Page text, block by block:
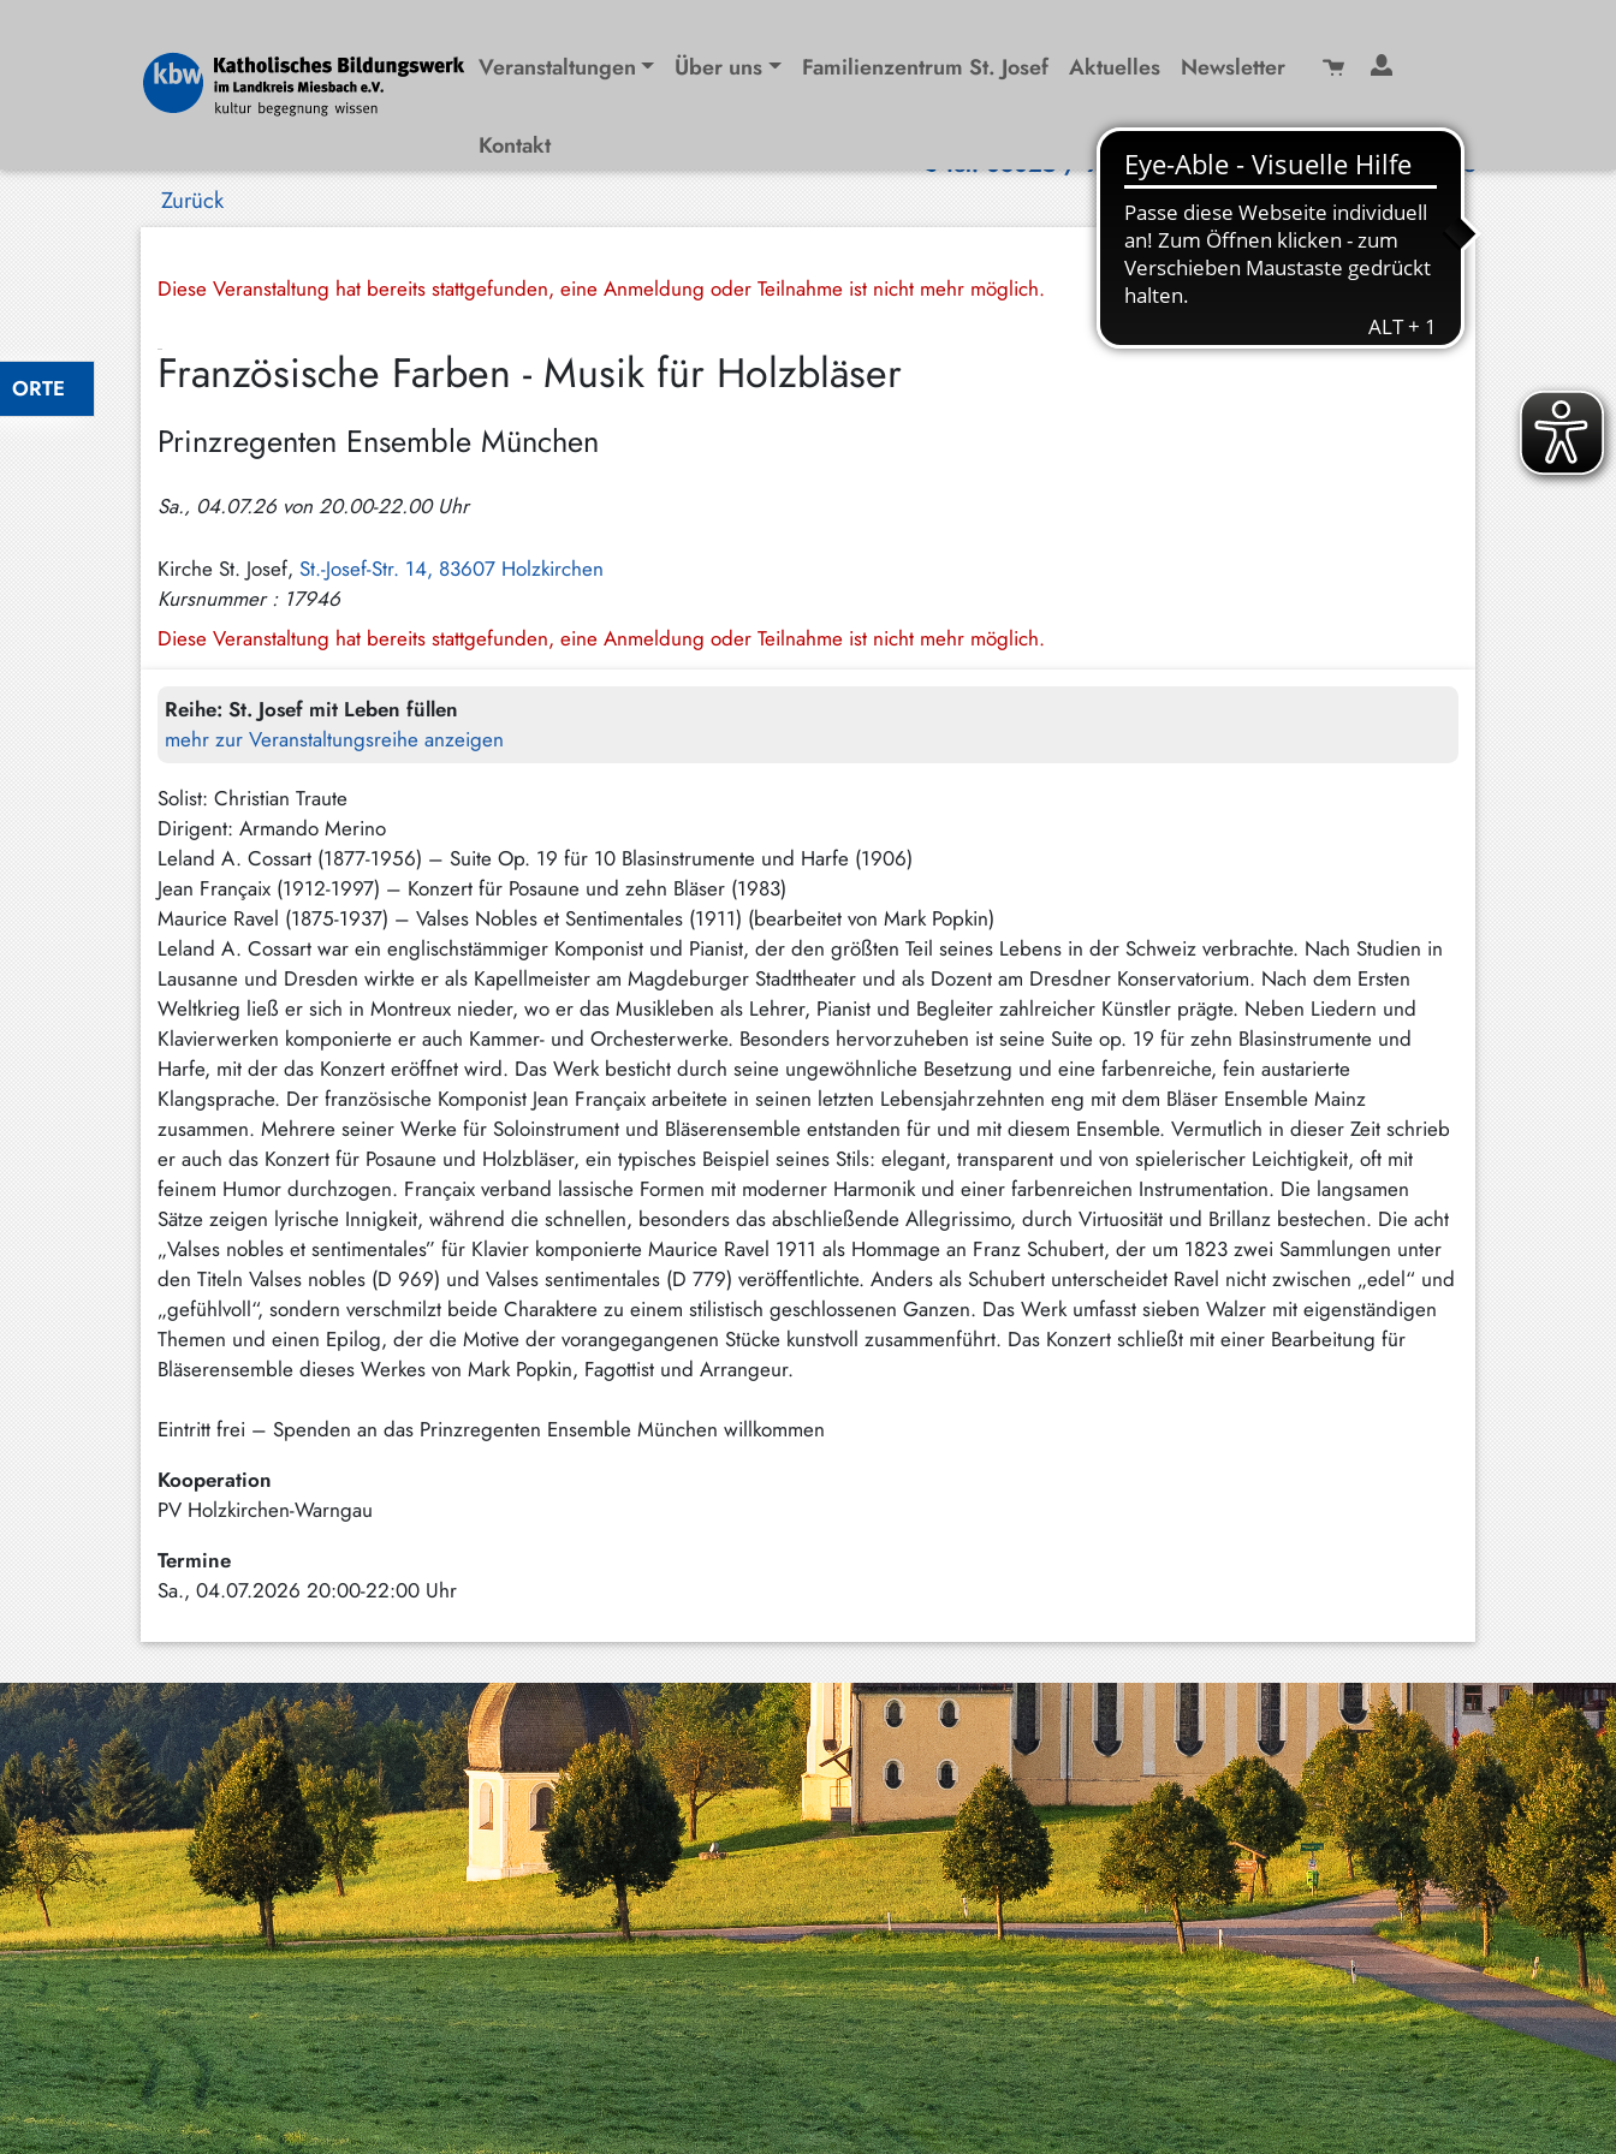
ORTE
Veranstaltungen Über uns Familienzentrum St. Josef Aktuelles Newsletter
Kontakt
Tel. 08025 / 99 29-0
info(at)kbw-miesbach.de
Zurück
Diese Veranstaltung hat bereits stattgefunden, eine Anmeldung oder Teilnahme ist nicht mehr möglich.
Französische Farben - Musik für Holzbläser
Prinzregenten Ensemble München
Sa., 04.07.26 von 20.00-22.00 Uhr
Kirche St. Josef, St.-Josef-Str. 14, 83607 Holzkirchen
Kursnummer : 17946
Diese Veranstaltung hat bereits stattgefunden, eine Anmeldung oder Teilnahme ist nicht mehr möglich.
Reihe: St. Josef mit Leben füllen
mehr zur Veranstaltungsreihe anzeigen
Solist: Christian Traute
Dirigent: Armando Merino
Leland A. Cossart (1877-1956) – Suite Op. 19 für 10 Blasinstrumente und Harfe (1906)
Jean Françaix (1912-1997) – Konzert für Posaune und zehn Bläser (1983)
Maurice Ravel (1875-1937) – Valses Nobles et Sentimentales (1911) (bearbeitet von Mark Popkin)
Leland A. Cossart war ein englischstämmiger Komponist und Pianist, der den größten Teil seines Lebens in der Schweiz verbrachte. Nach Studien in
Lausanne und Dresden wirkte er als Kapellmeister am Magdeburger Stadttheater und als Dozent am Dresdner Konservatorium. Nach dem Ersten
Weltkrieg ließ er sich in Montreux nieder, wo er das Musikleben als Lehrer, Pianist und Begleiter zahlreicher Künstler prägte. Neben Liedern und
Klavierwerken komponierte er auch Kammer- und Orchesterwerke. Besonders hervorzuheben ist seine Suite op. 19 für zehn Blasinstrumente und
Harfe, mit der das Konzert eröffnet wird. Das Werk besticht durch seine ungewöhnliche Besetzung und eine farbenreiche, fein austarierte
Klangsprache. Der französische Komponist Jean Françaix arbeitete in seinen letzten Lebensjahrzehnten eng mit dem Bläser Ensemble Mainz
zusammen. Mehrere seiner Werke für Soloinstrument und Bläserensemble entstanden für und mit diesem Ensemble. Vermutlich in dieser Zeit schrieb
er auch das Konzert für Posaune und Holzbläser, ein typisches Beispiel seines Stils: elegant, transparent und von spielerischer Leichtigkeit, oft mit
feinem Humor durchzogen. Françaix verband lassische Formen mit moderner Harmonik und einer farbenreichen Instrumentation. Die langsamen
Sätze zeigen lyrische Innigkeit, während die schnellen, besonders das abschließende Allegrissimo, durch Virtuosität und Brillanz bestechen. Die acht
„Valses nobles et sentimentales” für Klavier komponierte Maurice Ravel 1911 als Hommage an Franz Schubert, der um 1823 zwei Sammlungen unter
den Titeln Valses nobles (D 969) und Valses sentimentales (D 779) veröffentlichte. Anders als Schubert unterscheidet Ravel nicht zwischen „edel“ und
„gefühlvoll“, sondern verschmilzt beide Charaktere zu einem stilistisch geschlossenen Ganzen. Das Werk umfasst sieben Walzer mit eigenständigen
Themen und einen Epilog, der die Motive der vorangegangenen Stücke kunstvoll zusammenführt. Das Konzert schließt mit einer Bearbeitung für
Bläserensemble dieses Werkes von Mark Popkin, Fagottist und Arrangeur.
Eintritt frei – Spenden an das Prinzregenten Ensemble München willkommen
Kooperation
PV Holzkirchen-Warngau
Termine
Sa., 04.07.2026 20:00-22:00 Uhr
Wiessee
Bayrischzell
Darching
Elbach
Gmund
Großhartpenning
Hausham
Holzkirchen
Hundham
Irschenberg
Kreuth
Leitzachtal
Miesbach
Neuhaus
Niklasreuth
Otterfing
Rottach-
Egern
Schaftlach
/
Waakirchen
Schliersee
Tegernsee
Warngau
/
Wall
Weyarn